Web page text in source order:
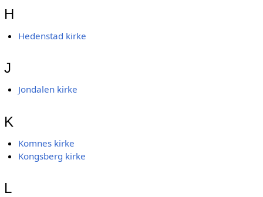
H
Hedenstad kirke
J
Jondalen kirke
K
Komnes kirke
Kongsberg kirke
L